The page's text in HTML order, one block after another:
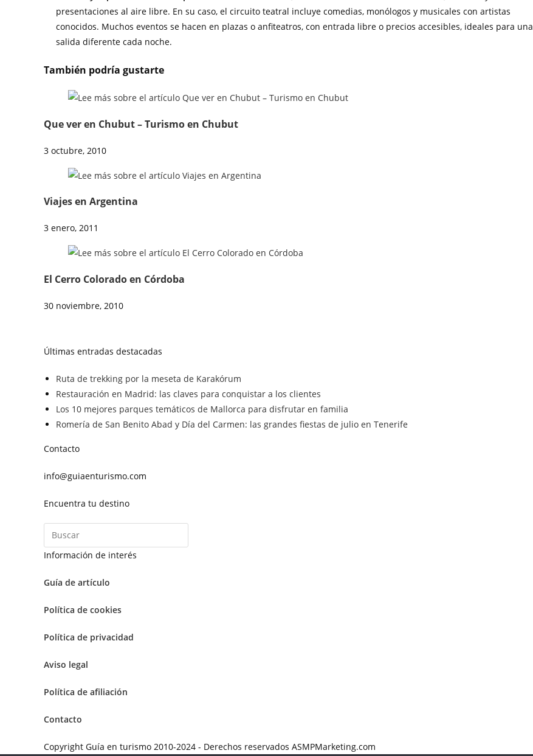
presentaciones al aire libre. En su caso, el circuito teatral incluye comedias, monólogos y musicales con artistas
conocidos. Muchos eventos se hacen en plazas o anfiteatros, con entrada libre o precios accesibles, ideales para una
salida diferente cada noche.
También podría gustarte
Que ver en Chubut – Turismo en Chubut
3 octubre, 2010
Viajes en Argentina
3 enero, 2011
El Cerro Colorado en Córdoba
30 noviembre, 2010
Últimas entradas destacadas
Ruta de trekking por la meseta de Karakórum
Restauración en Madrid: las claves para conquistar a los clientes
Los 10 mejores parques temáticos de Mallorca para disfrutar en familia
Romería de San Benito Abad y Día del Carmen: las grandes fiestas de julio en Tenerife
Contacto
info@guiaenturismo.com
Encuentra tu destino
Información de interés
Guía de artículo
Política de cookies
Política de privacidad
Aviso legal
Política de afiliación
Contacto
Copyright Guía en turismo 2010-2024 - Derechos reservados ASMPMarketing.com